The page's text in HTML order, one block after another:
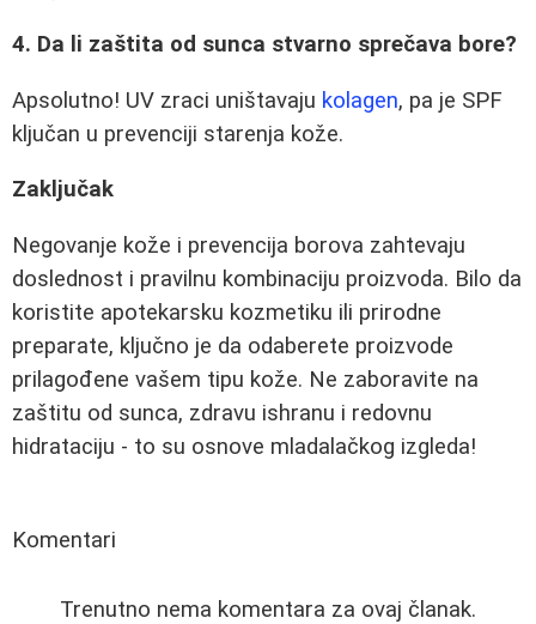
4. Da li zaštita od sunca stvarno sprečava bore?
Apsolutno! UV zraci uništavaju kolagen, pa je SPF
ključan u prevenciji starenja kože.
Zaključak
Negovanje kože i prevencija borova zahtevaju
doslednost i pravilnu kombinaciju proizvoda. Bilo da
koristite apotekarsku kozmetiku ili prirodne
preparate, ključno je da odaberete proizvode
prilagođene vašem tipu kože. Ne zaboravite na
zaštitu od sunca, zdravu ishranu i redovnu
hidrataciju - to su osnove mladalačkog izgleda!
Komentari
Trenutno nema komentara za ovaj članak.